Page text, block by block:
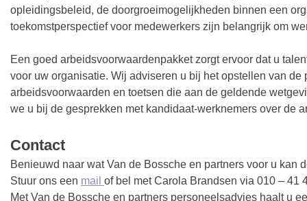
opleidingsbeleid, de doorgroeimogelijkheden binnen een
toekomstperspectief voor medewerkers zijn belangrijk om
Een goed arbeidsvoorwaardenpakket zorgt ervoor dat u
voor uw organisatie. Wij adviseren u bij het opstellen van de
arbeidsvoorwaarden en toetsen die aan de geldende
we u bij de gesprekken met kandidaat-werknemers over de
Contact
Benieuwd naar wat Van de Bossche en partners voor u kan
Stuur ons een mail of bel met Carola Brandsen via 010 – 41
Met Van de Bossche en partners personeelsadvies haalt u